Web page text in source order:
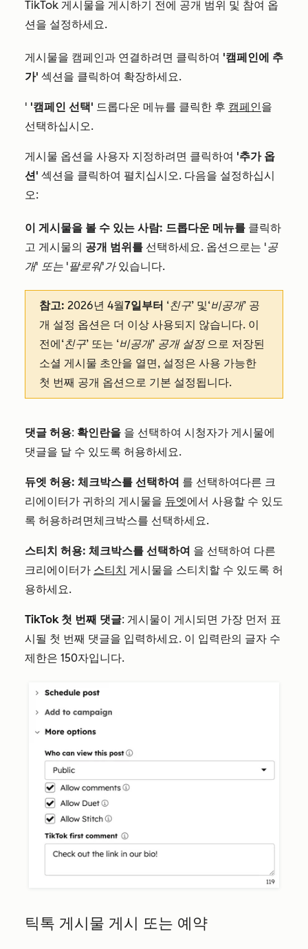
TikTok 게시물을 게시하기 전에 공개 범위 및 참여 옵
션을 설정하세요.
게시물을 캠페인과 연결하려면 클릭하여 '캠페인에 추
가' 섹션을 클릭하여 확장하세요.
' '캠페인 선택' 드롭다운 메뉴를 클릭한 후 캠페인을
선택하십시오.
게시물 옵션을 사용자 지정하려면 클릭하여 '추가 옵
션' 섹션을 클릭하여 펼치십시오. 다음을 설정하십시
오:
이 게시물을 볼 수 있는 사람: 드롭다운 메뉴를 클릭하
고 게시물의 공개 범위를 선택하세요. 옵션으로는 '공
개' 또는 '팔로워'가있습니다.
참고: 2026년 4월7일부터 ‘친구’ 및‘비공개’ 공
개 설정 옵션은 더 이상 사용되지 않습니다. 이
전에‘친구’ 또는 ‘비공개’ 공개 설정 으로 저장된
소셜 게시물 초안을 열면, 설정은 사용 가능한
첫 번째 공개 옵션으로 기본 설정됩니다.
댓글 허용: 확인란을 을 선택하여 시청자가 게시물에
댓글을 달 수 있도록 허용하세요.
듀엣 허용: 체크박스를 선택하여 를 선택하여다른 크
리에이터가 귀하의 게시물을 듀엣에서 사용할 수 있도
록 허용하려면체크박스를 선택하세요.
스티치 허용: 체크박스를 선택하여 을 선택하여 다른
크리에이터가 스티치 게시물을 스티치할 수 있도록 허
용하세요.
TikTok 첫 번째 댓글: 게시물이 게시되면 가장 먼저 표
시될 첫 번째 댓글을 입력하세요. 이 입력란의 글자 수
제한은 150자입니다.
틱톡 게시물 게시 또는 예약